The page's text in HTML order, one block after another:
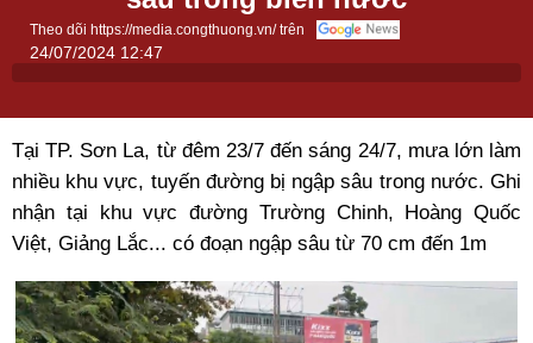
Theo dõi https://media.congthuong.vn/ trên
24/07/2024 12:47
Tại TP. Sơn La, từ đêm 23/7 đến sáng 24/7, mưa lớn làm
nhiều khu vực, tuyến đường bị ngập sâu trong nước. Ghi
nhận tại khu vực đường Trường Chinh, Hoàng Quốc
Việt, Giảng Lắc... có đoạn ngập sâu từ 70 cm đến 1m